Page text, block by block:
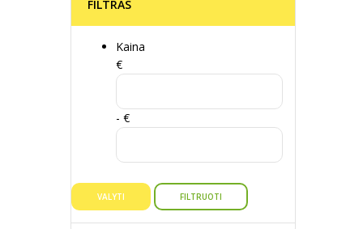
FILTRAS
Kaina
€
- €
VALYTI FILTRUOTI